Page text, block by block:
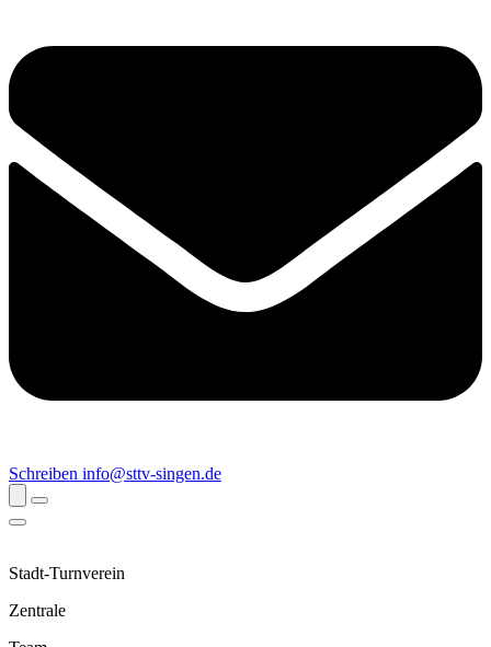
Schreiben info@sttv-singen.de
Stadt-Turnverein
Zentrale